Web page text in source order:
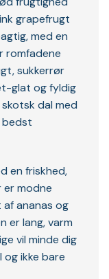
grapefrugt
med en
romfadene
sukkerrør
glat og fyldig
dal med
bedst
en friskhed,
er modne
af ananas og
er lang, varm
vil minde dig
og ikke bare